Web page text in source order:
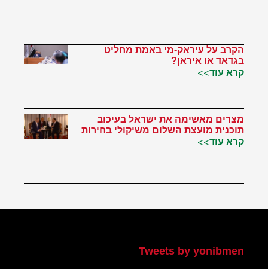
הקרב על עיראק-מי באמת מחליט
בגדאד או איראן?
קרא עוד>>
מצרים מאשימה את ישראל בעיכוב
תוכנית מועצת השלום משיקולי בחירות
קרא עוד>>
Tweets by yonibmen